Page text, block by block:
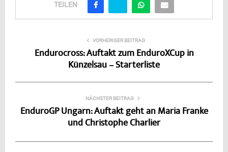
TEILEN
VORHERIGER BEITRAG
Endurocross: Auftakt zum EnduroXCup in
Künzelsau – Starterliste
NÄCHSTER BEITRAG
EnduroGP Ungarn: Auftakt geht an Maria Franke
und Christophe Charlier